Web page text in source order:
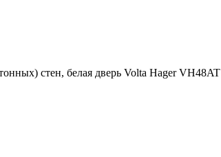
стен, белая дверь Volta Hager VH48AT